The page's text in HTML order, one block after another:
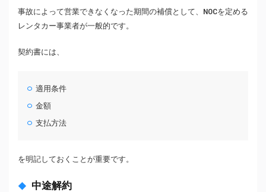
事故によって営業できなくなった期間の補償として、NOCを定める
レンタカー事業者が一般的です。
契約書には、
適用条件
金額
支払方法
を明記しておくことが重要です。
中途解約